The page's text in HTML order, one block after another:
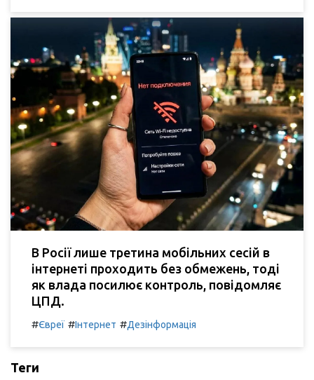
В Росії лише третина мобільних сесій в
інтернеті проходить без обмежень, тоді
як влада посилює контроль, повідомляє
ЦПД.
#Євреї #Інтернет #Дезінформація
Теги